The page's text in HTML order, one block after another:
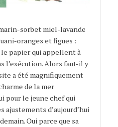
sorbet miel-lavande
oranges et figues :
le papier qui appellent à
l’exécution. Alors faut-il y
a été magnifiquement
de la mer
pour le jeune chef qui
ajustements d’aujourd’hui
Oui parce que sa